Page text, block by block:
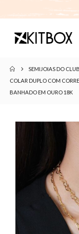
SEMIJOIAS DO
COLAR DUPLO COM
BANHADO EM OURO 18K